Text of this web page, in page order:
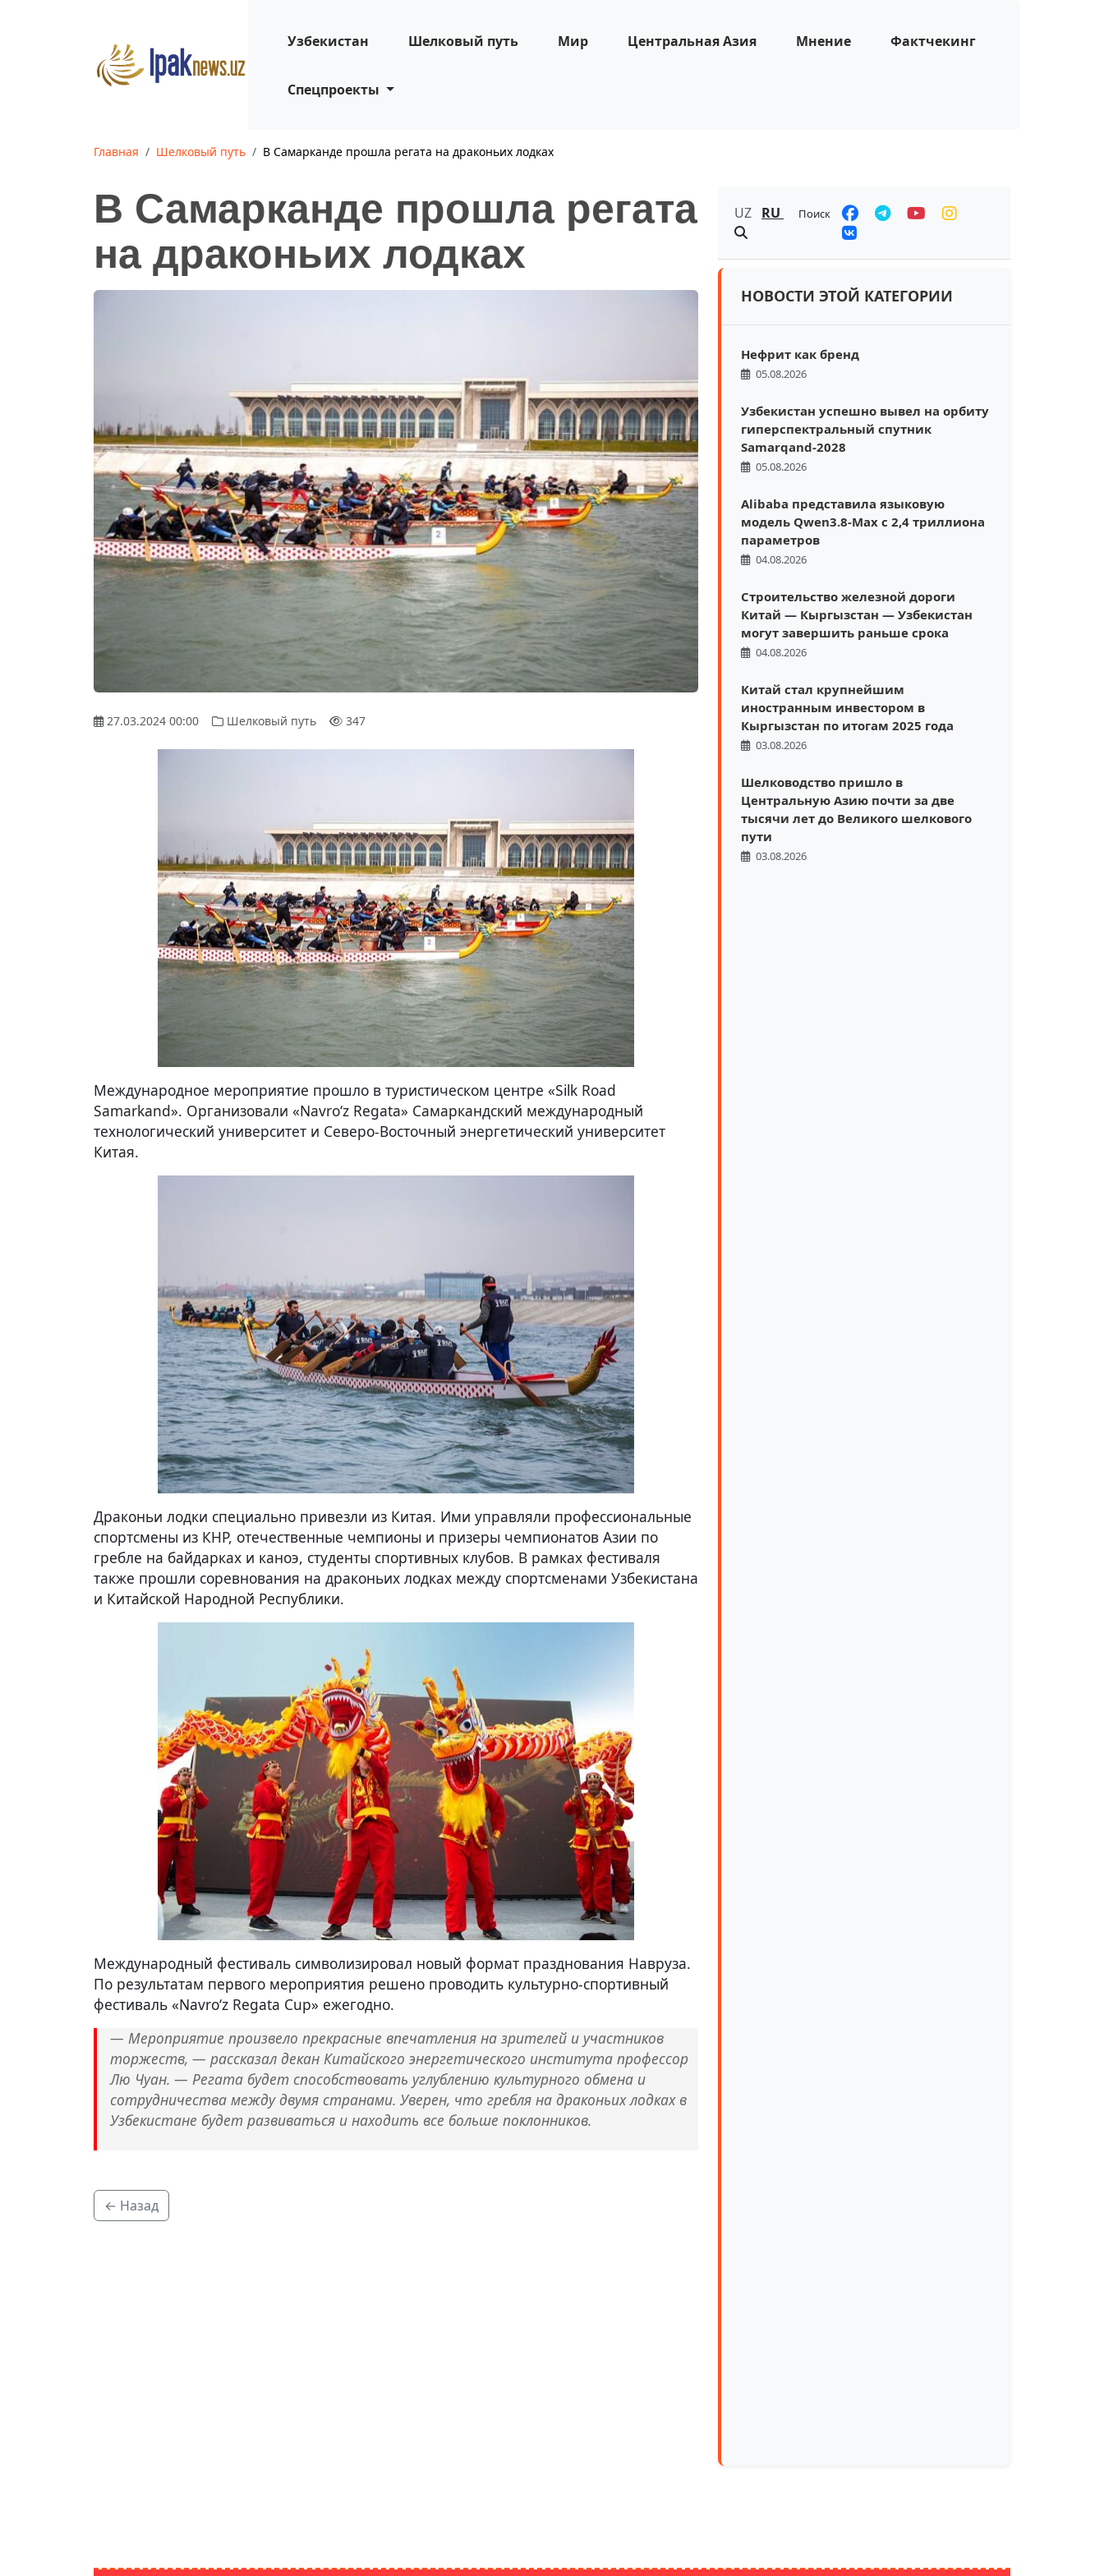
Узбекистан Шелковый путь Мир Центральная Азия Мнение Фактчекинг
Спецпроекты
Главная Шелковый путь В Самарканде прошла регата на драконьих лодках
В Самарканде прошла регата
на драконьих лодках
27.03.2024 00:00 Шелковый путь 347
Международное мероприятие прошло в туристическом центре «Silk Road
Samarkand». Организовали «Navro‘z Regata» Самаркандский международный
технологический университет и Северо-Восточный энергетический университет
Китая.
Драконьи лодки специально привезли из Китая. Ими управляли профессиональные
спортсмены из КНР, отечественные чемпионы и призеры чемпионатов Азии по
гребле на байдарках и каноэ, студенты спортивных клубов. В рамках фестиваля
также прошли соревнования на драконьих лодках между спортсменами Узбекистана
и Китайской Народной Республики.
Международный фестиваль символизировал новый формат празднования Навруза.
По результатам первого мероприятия решено проводить культурно-спортивный
фестиваль «Navro‘z Regata Сup» ежегодно.
— Мероприятие произвело прекрасные впечатления на зрителей и участников
торжеств, — рассказал декан Китайского энергетического института профессор
Лю Чуан. — Регата будет способствовать углублению культурного обмена и
сотрудничества между двумя странами. Уверен, что гребля на драконьих лодках в
Узбекистане будет развиваться и находить все больше поклонников.
← Назад
UZ RU Поиск
НОВОСТИ ЭТОЙ КАТЕГОРИИ
Нефрит как бренд
05.08.2026
Узбекистан успешно вывел на орбиту
гиперспектральный спутник
Samarqand-2028
05.08.2026
Alibaba представила языковую
модель Qwen3.8-Max с 2,4 триллиона
параметров
04.08.2026
Строительство железной дороги
Китай — Кыргызстан — Узбекистан
могут завершить раньше срока
04.08.2026
Китай стал крупнейшим
иностранным инвестором в
Кыргызстан по итогам 2025 года
03.08.2026
Шелководство пришло в
Центральную Азию почти за две
тысячи лет до Великого шелкового
пути
03.08.2026